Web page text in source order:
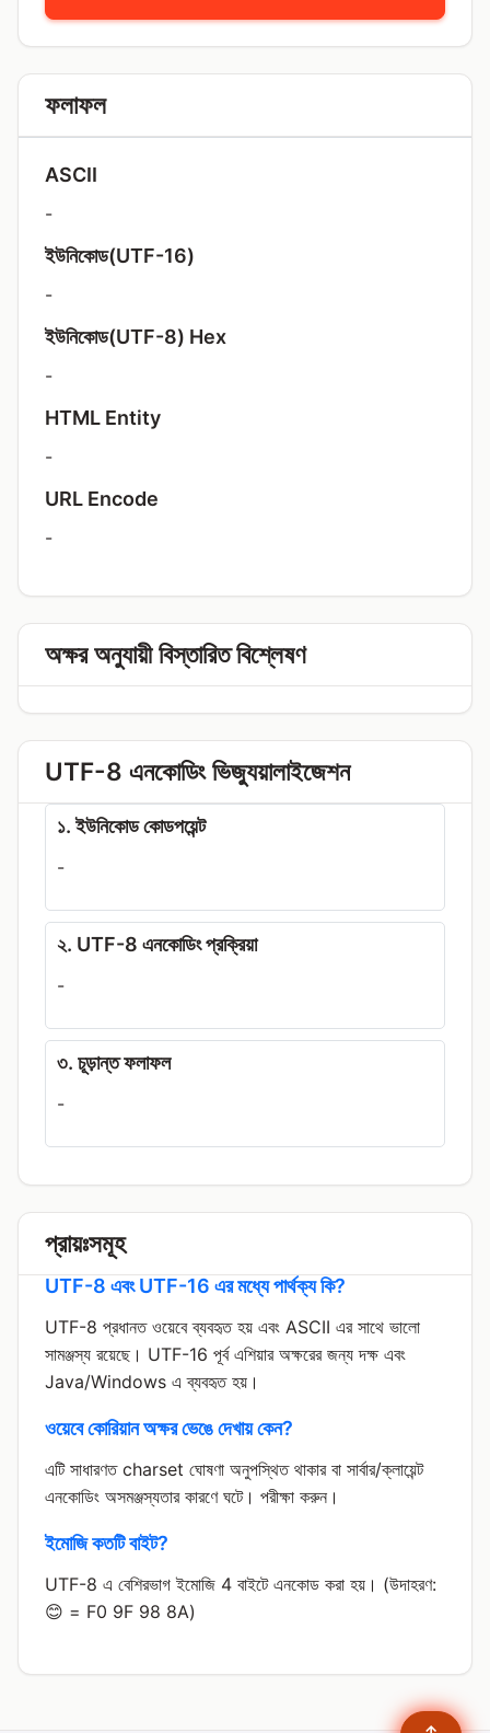
ফলাফল
ASCII
-
ইউনিকোড(UTF-16)
-
ইউনিকোড(UTF-8) Hex
-
HTML Entity
-
URL Encode
-
অক্ষর অনুযায়ী বিস্তারিত বিশ্লেষণ
UTF-8 এনকোডিং ভিজ্যুয়ালাইজেশন
১. ইউনিকোড কোডপয়েন্ট
-
২. UTF-8 এনকোডিং প্রক্রিয়া
-
৩. চূড়ান্ত ফলাফল
-
প্রায়ঃসমূহ
UTF-8 এবং UTF-16 এর মধ্যে পার্থক্য কি?
UTF-8 প্রধানত ওয়েবে ব্যবহৃত হয় এবং ASCII এর সাথে ভালো
সামঞ্জস্য রয়েছে। UTF-16 পূর্ব এশিয়ার অক্ষরের জন্য দক্ষ এবং
Java/Windows এ ব্যবহৃত হয়।
ওয়েবে কোরিয়ান অক্ষর ভেঙে দেখায় কেন?
এটি সাধারণত charset ঘোষণা অনুপস্থিত থাকার বা সার্বার/ক্লায়েন্ট
এনকোডিং অসমঞ্জস্যতার কারণে ঘটে। পরীক্ষা করুন।
ইমোজি কতটি বাইট?
UTF-8 এ বেশিরভাগ ইমোজি 4 বাইটে এনকোড করা হয়। (উদাহরণ:
😊 = F0 9F 98 8A)